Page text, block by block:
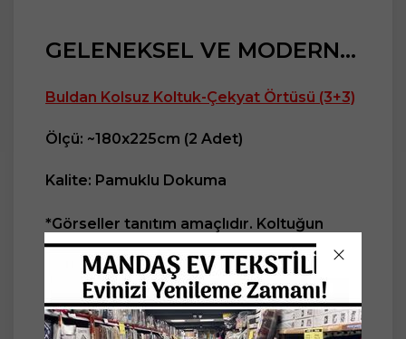
GELENEKSEL VE MODERN...
Buldan Kolsuz Koltuk-Çekyat Örtüsü (3+3)
Ölçü: ~180x225cm (2 Adet)
Kalite: Pamuklu Dokuma
*Görseller tanıtım amaçlıdır. Koltuğun
kollarını örtmeyen modeldir.
Piyasadaki standart 3 lü çekyatlara göre
hazırlanmıştır.